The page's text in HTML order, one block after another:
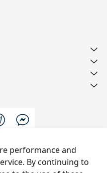
μαζί μας
performance and
By continuing to